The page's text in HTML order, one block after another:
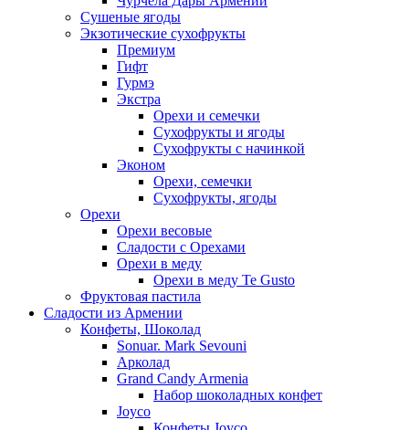
Сушеные ягоды
Экзотические сухофрукты
Премиум
Гифт
Гурмэ
Экстра
Орехи и семечки
Сухофрукты и ягоды
Сухофрукты с начинкой
Эконом
Орехи, семечки
Сухофрукты, ягоды
Орехи
Орехи весовые
Сладости с Орехами
Орехи в меду
Орехи в меду Te Gusto
Фруктовая пастила
Сладости из Армении
Конфеты, Шоколад
Sonuar. Mark Sevouni
Арколад
Grand Candy Armenia
Набор шоколадных конфет
Joyco